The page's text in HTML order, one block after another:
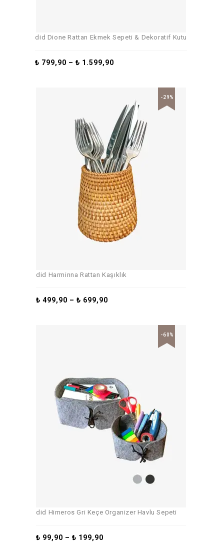
did Dione Rattan Ekmek Sepeti & Dekoratif Kutu
₺ 799,90 –₺ 1.599,90
-29%
did Harminna Rattan Kaşıklık
₺ 499,90 –₺ 699,90
-60%
did Himeros Gri Keçe Organizer Havlu Sepeti
₺ 99,90 –₺ 199,90